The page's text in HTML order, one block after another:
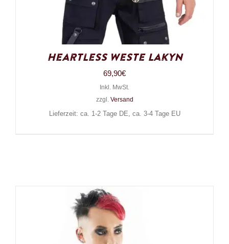
Heartless Weste Lakyn
69,90€
Inkl. MwSt.
zzgl. Versand
Lieferzeit: ca. 1-2 Tage DE, ca. 3-4 Tage EU